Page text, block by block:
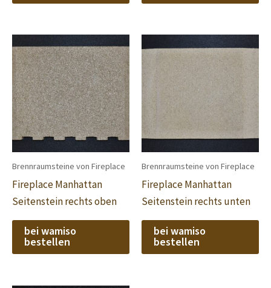
Brennraumsteine von Fireplace
Fireplace Manhattan
Seitenstein rechts oben
bei wamiso
bestellen
Brennraumsteine von Fireplace
Fireplace Manhattan
Seitenstein rechts unten
bei wamiso
bestellen